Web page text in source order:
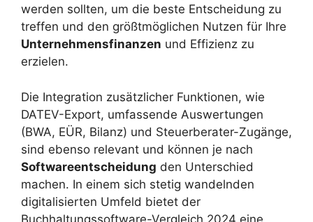
werden sollten, um die beste Entscheidung zu
treffen und den größtmöglichen Nutzen für Ihre
Unternehmensfinanzen und Effizienz zu
erzielen.
Die Integration zusätzlicher Funktionen, wie
DATEV-Export, umfassende Auswertungen
(BWA, EÜR, Bilanz) und Steuerberater-Zugänge,
sind ebenso relevant und können je nach
Softwareentscheidung den Unterschied
machen. In einem sich stetig wandelnden
digitalisierten Umfeld bietet der
Buchhaltungssoftware-Vergleich 2024 eine